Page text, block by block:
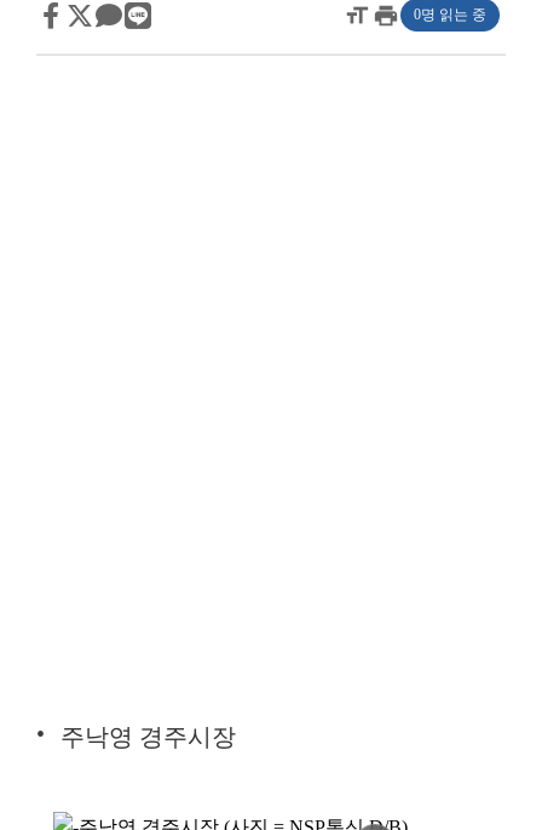
format_sizeprint 0명 읽는 중
주낙영 경주시장